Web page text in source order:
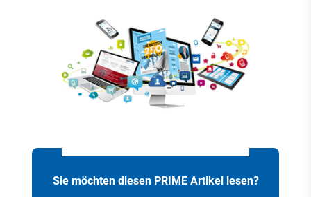
Sie möchten diesen PRIME Artikel lesen?